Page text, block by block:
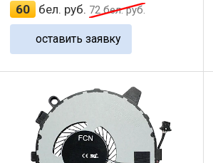
60 бел. руб. 72бел. руб.
оставить заявку